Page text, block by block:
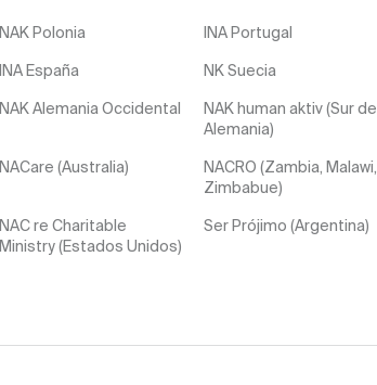
NAK Polonia INA Portugal
INA España NK Suecia
NAK Alemania Occidental
NAK human aktiv (Sur de
Alemania)
NACare (Australia)
NACRO (Zambia, Malawi,
Zimbabue)
NAC re Charitable
Ministry (Estados Unidos)
Ser Prójimo (Argentina)